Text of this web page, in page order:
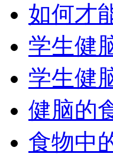
如何才
学生健
学生健
健脑的
食物中